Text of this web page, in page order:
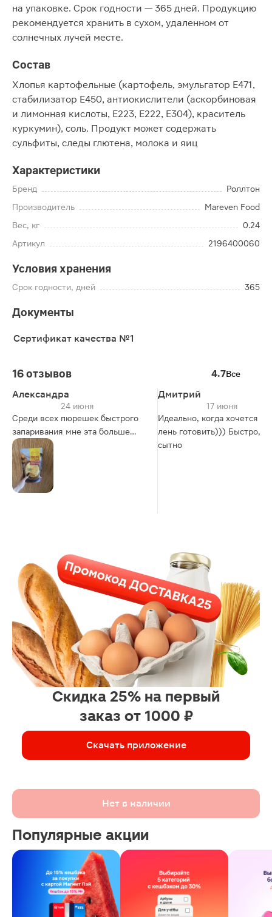
на упаковке. Срок годности — 365 дней. Продукцию
рекомендуется хранить в сухом, удаленном от
солнечных лучей месте.
Состав
Хлопья картофельные (картофель, эмульгатор Е471,
стабилизатор Е450, антиокислители (аскорбиновая
и лимонная кислоты, Е223, Е222, Е304), краситель
куркумин), соль. Продукт может содержать
сульфиты, следы глютена, молока и яиц
Характеристики
Бренд
Роллтон
Производитель
Mareven Food
Вес, кг
0.24
Артикул
2196400060
Условия хранения
Срок годности, дней 365
Документы
Сертификат качества №1
16 отзывов 4.7Все
Александра
24 июня
Среди всех пюрешек быстрого
запаривания мне эта больше
всех зашла! Как по мне, у нее
получается самый
сбалансированный вкус,
особенно если запаривать не
хватает на несколько раз
Дмитрий
17 июня
Идеально, когда хочется
лень готовить))) Быстро,
сытно
Скидка 25% на первый
заказ от 1000 ₽
Скачать приложение
Нет в наличии
Популярные акции